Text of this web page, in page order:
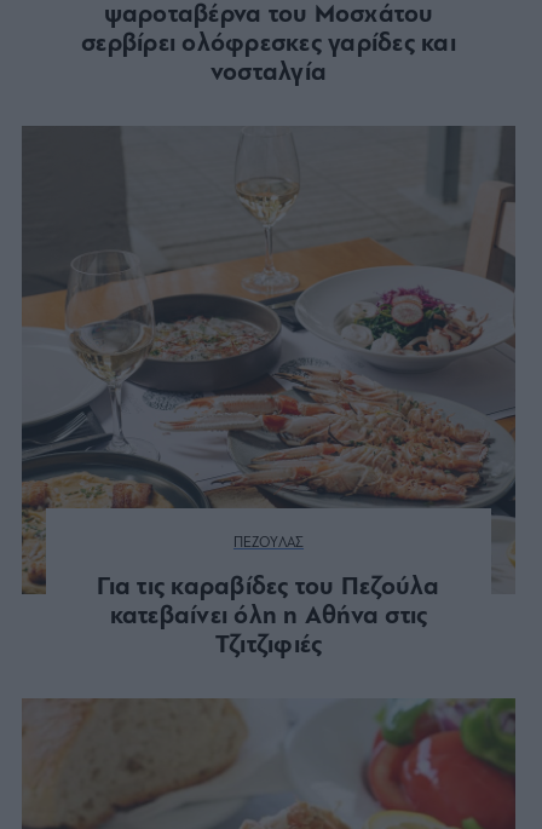
ψαροταβέρνα του Μοσχάτου
σερβίρει ολόφρεσκες γαρίδες και
νοσταλγία
ΠΕΖΟΥΛΑΣ
Για τις καραβίδες του Πεζούλα
κατεβαίνει όλη η Αθήνα στις
Τζιτζιφιές